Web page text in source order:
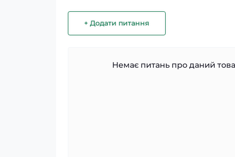
+ Додати питання
Немає питань про даний